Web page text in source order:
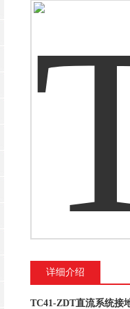
详细介绍
TC41-ZDT直流系统接